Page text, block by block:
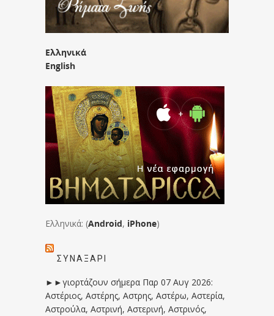
Ελληνικά
English
Ελληνικά: (Android, iPhone)
ΣΥΝΑΞΆΡΙ
►►γιορτάζουν σήμερα Παρ 07 Αυγ 2026:
Αστέριος, Αστέρης, Αστρης, Αστέρω, Αστερία,
Αστρούλα, Αστρινή, Αστερινή, Αστρινός,